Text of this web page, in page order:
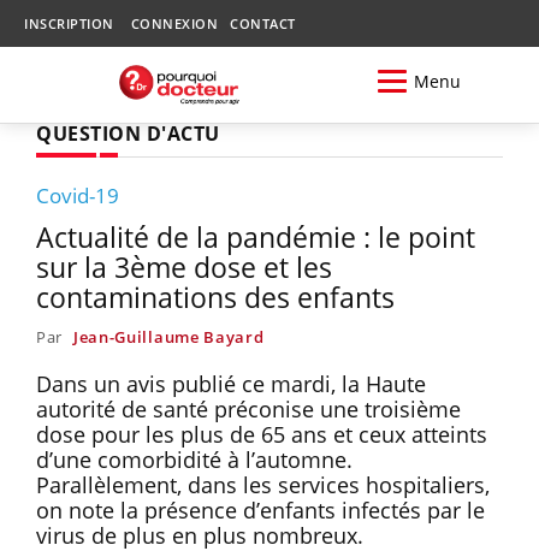
INSCRIPTION CONNEXION CONTACT
Menu
QUESTION D'ACTU
Covid-19
Actualité de la pandémie : le point
sur la 3ème dose et les
contaminations des enfants
Par Jean-Guillaume Bayard
Dans un avis publié ce mardi, la Haute
autorité de santé préconise une troisième
dose pour les plus de 65 ans et ceux atteints
d’une comorbidité à l’automne.
Parallèlement, dans les services hospitaliers,
on note la présence d’enfants infectés par le
virus de plus en plus nombreux.